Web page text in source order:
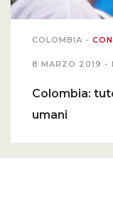
COLOMBIA -
8 MARZO 2019 -
Colombia:
umani